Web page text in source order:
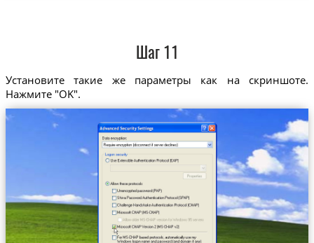
Шаг 11
Установите такие же параметры как на скриншоте.
Нажмите "OK".